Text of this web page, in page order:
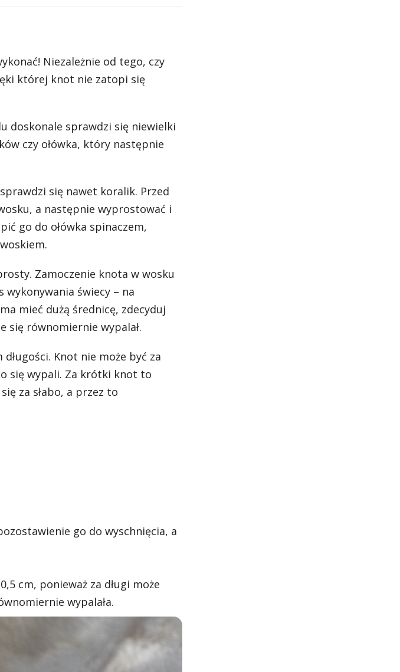
Niezależnie od tego, czy
której knot nie zatopi się
doskonale sprawdzi się niewielki
czy ołówka, który następnie
się nawet koralik. Przed
a następnie wyprostować i
go do ołówka spinaczem,
Zamoczenie knota w wosku
wykonywania świecy – na
mieć dużą średnicę, zdecyduj
się równomiernie wypalał.
Knot nie może być za
się wypali. Za krótki knot to
za słabo, a przez to
go do wyschnięcia, a
cm, ponieważ za długi może
wypalała.